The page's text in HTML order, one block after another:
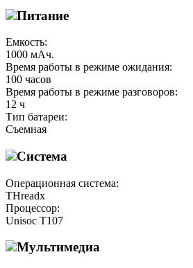
Питание
Емкость:
1000 мАч.
Время работы в режиме ожидания:
100 часов
Время работы в режиме разговоров:
12 ч
Тип батареи:
Съемная
Система
Операционная система:
THreadx
Процессор:
Unisoc T107
Мультимедиа